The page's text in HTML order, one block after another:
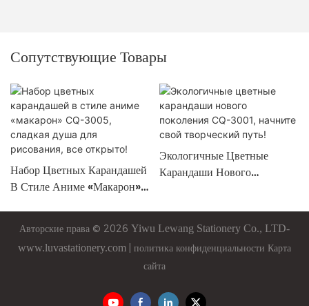
Сопутствующие Товары
Набор Цветных Карандашей
В Стиле Аниме «макарон»
Открыто!
Экологичные Цветные
Карандаши Нового
Путь!
Авторские права © 2026 Yiwu Lewang Stationery Co., LTD-
www.luvastationery.com
политика конфиденциальности Карта
сайта